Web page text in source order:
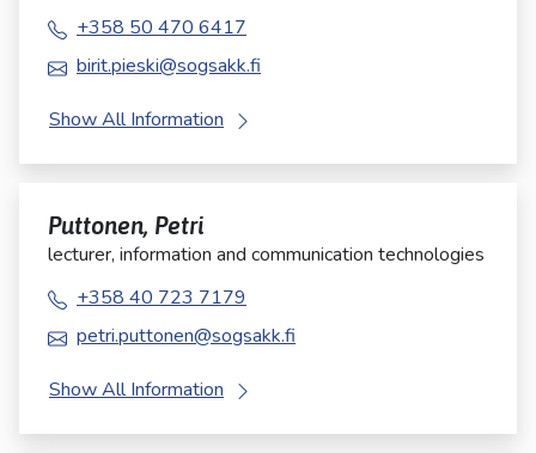
+358 50 470 6417
birit.pieski@sogsakk.fi
Show All Information
Puttonen, Petri
lecturer, information and communication technologies
+358 40 723 7179
petri.puttonen@sogsakk.fi
Show All Information